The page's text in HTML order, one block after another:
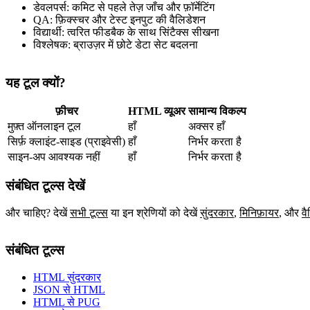
डेवलपर्स: कमिट से पहले तेज़ जाँच और फ़ॉर्मेटिंग
QA: फ़िक्स्चर और टेस्ट इनपुट की वैलिडेशन
विद्यार्थी: त्वरित फीडबैक के साथ सिंटैक्स सीखना
विश्लेषक: ब्राउज़र में छोटे डेटा सेट बदलना
यह टूल क्यों?
फ़ीचर HTML व्यूअर सामान्य विकल्प
मुफ़्त ऑनलाइन टूल
हाँ
अक्सर हाँ
सिर्फ़ क्लाइंट‑साइड (प्राइवेसी) हाँ
निर्भर करता है
साइन‑अप आवश्यक नहीं
हाँ निर्भर करता है
संबंधित टूल्स देखें
और चाहिए? देखें सभी टूल्स या इन श्रेणियों को देखें सुंदरकार,मिनिफ़ायर, और
संबंधित टूल्स
HTML सुंदरकार
JSON से HTML
HTML से PUG